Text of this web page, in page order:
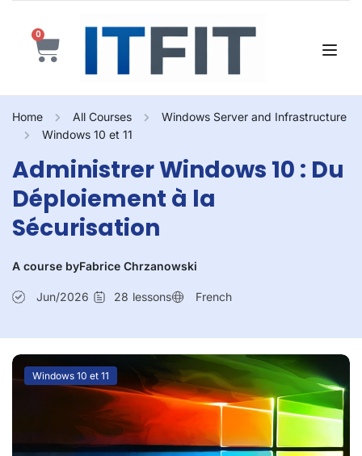
0
Home All Courses
Windows Server and Infrastructure
Windows 10 et 11
Administrer Windows 10 : Du
Déploiement à la
Sécurisation
A course byFabrice Chrzanowski
Jun/2026 28 lessons French
Windows 10 et 11